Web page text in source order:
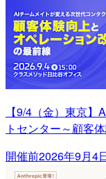
【9/4（金）東京
トセンター～顧客
開催前2026年9月4